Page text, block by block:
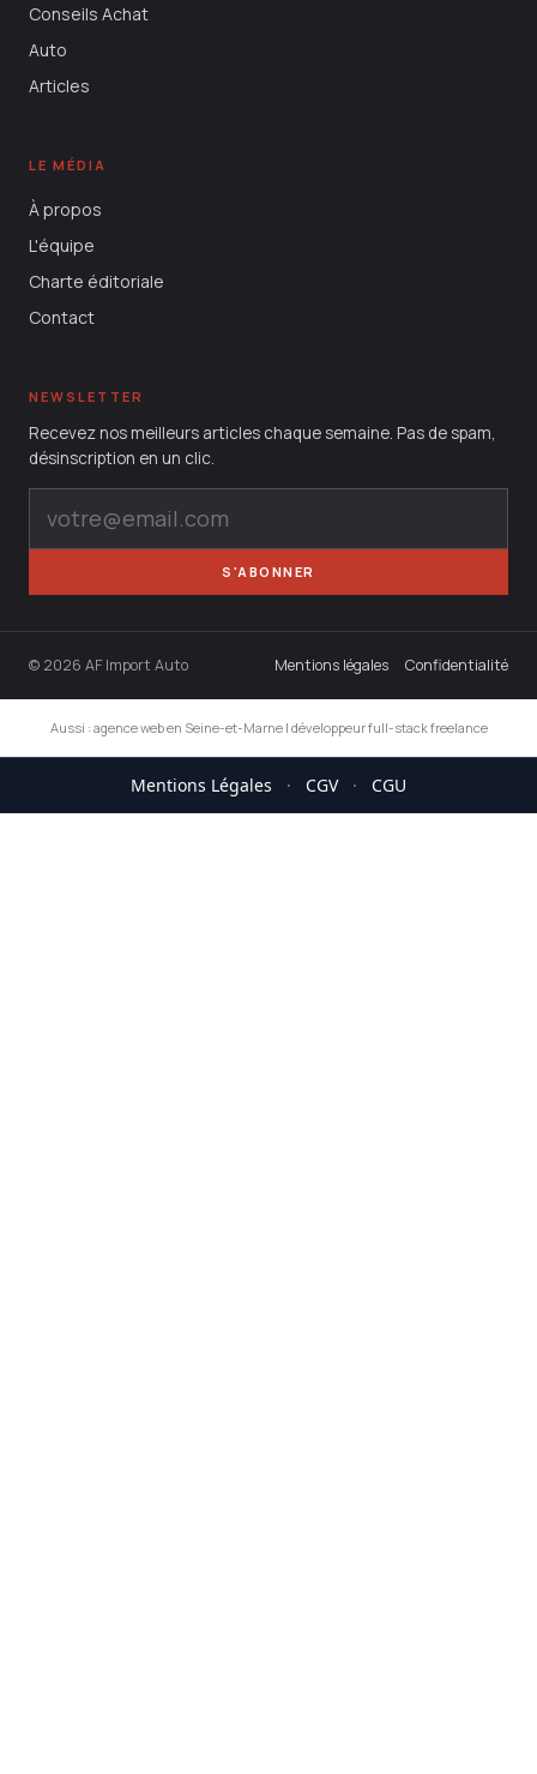
Conseils Achat
Auto
Articles
LE MÉDIA
À propos
L'équipe
Charte éditoriale
Contact
NEWSLETTER
Recevez nos meilleurs articles chaque semaine. Pas de spam,
désinscription en un clic.
S'ABONNER
© 2026 AF Import Auto Mentions légales Confidentialité
Aussi : agence web en Seine-et-Marne| développeur full-stack freelance
Mentions Légales · CGV · CGU